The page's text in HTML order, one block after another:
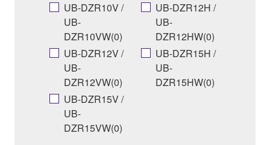
UB-DZR10V /
UB-
DZR10VW(0)
UB-DZR12H /
UB-
DZR12HW(0)
UB-DZR12V /
UB-
DZR12VW(0)
UB-DZR15H /
UB-
DZR15HW(0)
UB-DZR15V /
UB-
DZR15VW(0)